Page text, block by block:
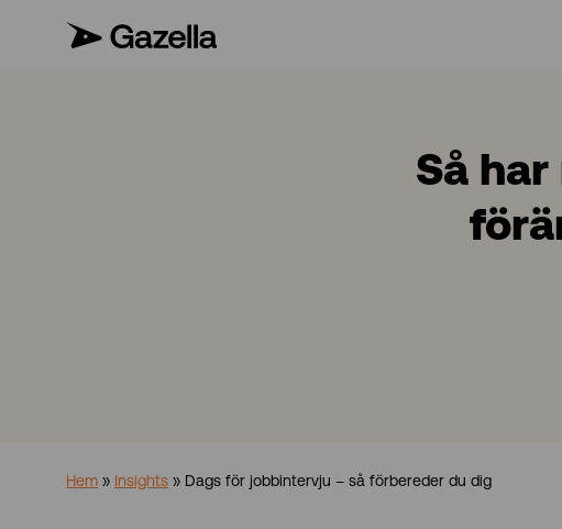
Så
Hem » Insights » Dags för jobbintervju – så förbereder du dig